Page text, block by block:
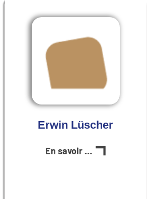
Erwin Lüscher
En savoir plus